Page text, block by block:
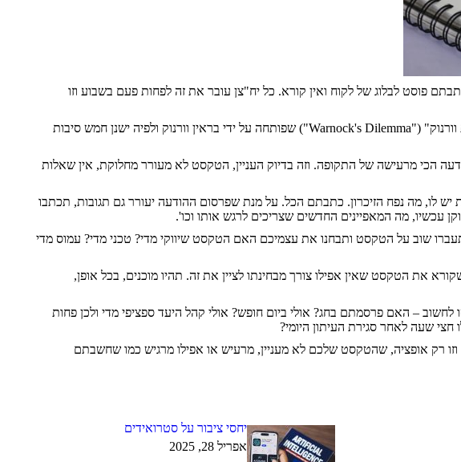
לבלוג של לקוח ואין קורא. כל יח"צן עובר את זה לפחות פעם בשבוע וזו
(
"
Warnock's Dilemma
") שפותחה על ידי בראין וורנוק ולפיה ישנן חמש סיבות
הכי מרעישה של התקופה. וזה בדיוק העניין, הטקסט לא מעורר מחלוקת, אין שאלות
לו, מה נפח הזיכרון. כתבתם הכל. על מנת שפרסום ההודעה יעורר גם תגובות, תכתבו
עכשיו, מה המאפיינים החדשים שצריכים לרגש אותו וכו'.
שוב על הטקסט ותבחנו את עצמיכם האם הטקסט שיווקי מדי? טכני מדי? עמוס מדי
את הטקסט שאין אפילו צורך מבחינתו לציין את זה. תהיו מוכנים, בכל אופן,
לחשוב – האם פרסמתם בחג? אולי ביום חופש? אולי קהל היעד ספציפי מדי ולכן פחות
חצי שעה לאחר סגירת העיתון היומי?
רק אופציה, שהטקסט שלכם לא מעניין, מרעיש או אפילו מרגיש כמו שחשבתם
יחסי ציבור על סטרואידים
אפריל 28, 2025